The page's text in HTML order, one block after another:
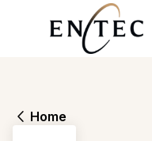
Home